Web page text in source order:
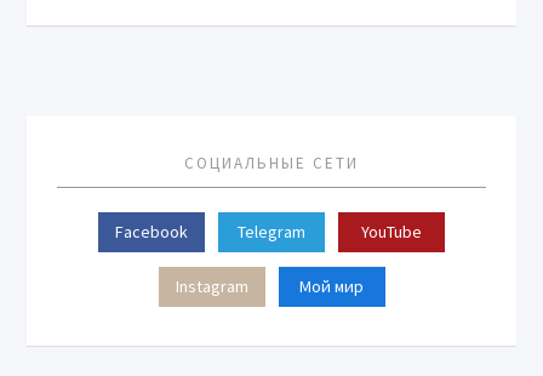
СОЦИАЛЬНЫЕ СЕТИ
Facebook Telegram YouTube
Instagram Мой мир